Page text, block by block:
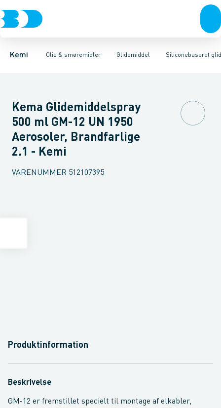
Kemi Olie & smøremidler
FugemassePakkegrejBeton & mørtelLim Olie & smøremidler
Glidemiddel
Køle- & SkæremiddelGlidemiddelOlieFedt Silicone
Siliconebaseret
Siliconebaseret glidemiddel Sæbebaseret glidemiddel
Kema Glidemiddelspray
500 ml GM-12 UN 1950
Aerosoler, Brandfarlige
2.1 - Kemi
VARENUMMER 512107395
Produktinformation
Beskrivelse
GM-12 er fremstillet specielt til montage af elkabler,